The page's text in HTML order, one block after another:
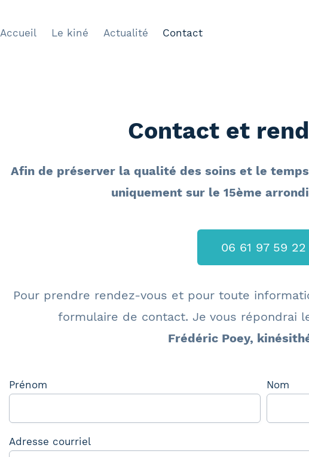
Accueil Le kiné Actualité Contact
Contact et
Afin de préserver la qualité des soins et le
uniquement sur le 15ème
06 61 97 59 22
Pour prendre rendez-vous et pour toute
formulaire de contact. Je vous répondrai
Frédéric Poey,
Prénom Nom
Adresse courriel